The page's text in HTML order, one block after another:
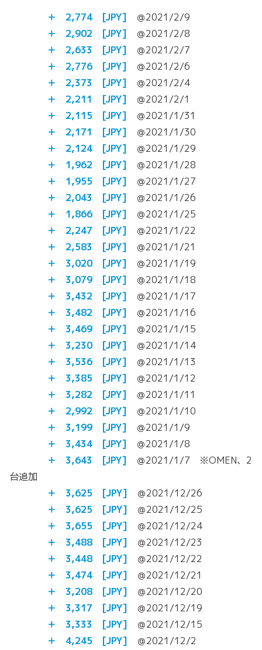
＋ 2,774 [JPY] ＠2021/2/9
＋ 2,902 [JPY] ＠2021/2/8
＋ 2,633 [JPY] ＠2021/2/7
＋ 2,776 [JPY] ＠2021/2/6
＋ 2,373 [JPY] ＠2021/2/4
＋ 2,211 [JPY] ＠2021/2/1
＋ 2,115 [JPY] ＠2021/1/31
＋ 2,171 [JPY] ＠2021/1/30
＋ 2,124 [JPY] ＠2021/1/29
＋ 1,962 [JPY] ＠2021/1/28
＋ 1,955 [JPY] ＠2021/1/27
＋ 2,043 [JPY] ＠2021/1/26
＋ 1,866 [JPY] ＠2021/1/25
＋ 2,247 [JPY] ＠2021/1/22
＋ 2,583 [JPY] ＠2021/1/21
＋ 3,020 [JPY] ＠2021/1/19
＋ 3,079 [JPY] ＠2021/1/18
＋ 3,432 [JPY] ＠2021/1/17
＋ 3,482 [JPY] ＠2021/1/16
＋ 3,469 [JPY] ＠2021/1/15
＋ 3,230 [JPY] ＠2021/1/14
＋ 3,536 [JPY] ＠2021/1/13
＋ 3,385 [JPY] ＠2021/1/12
＋ 3,282 [JPY] ＠2021/1/11
＋ 2,992 [JPY] ＠2021/1/10
＋ 3,199 [JPY] ＠2021/1/9
＋ 3,434 [JPY] ＠2021/1/8
＋ 3,643 [JPY] ＠2021/1/7 ※OMEN、2
台追加
＋ 3,625 [JPY] ＠2021/12/26
＋ 3,625 [JPY] ＠2021/12/25
＋ 3,655 [JPY] ＠2021/12/24
＋ 3,488 [JPY] ＠2021/12/23
＋ 3,448 [JPY] ＠2021/12/22
＋ 3,474 [JPY] ＠2021/12/21
＋ 3,208 [JPY] ＠2021/12/20
＋ 3,317 [JPY] ＠2021/12/19
＋ 3,333 [JPY] ＠2021/12/15
＋ 4,245 [JPY] ＠2021/12/2